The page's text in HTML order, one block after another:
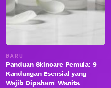
BARU
Panduan Skincare Pemula: 9
Kandungan Esensial yang
Wajib Dipahami Wanita